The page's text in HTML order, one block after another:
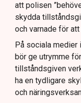
att polisen
skydda
och varnade för att
På sociala
bör ge utrymme
tillståndsgiven
ha en tydligare
och